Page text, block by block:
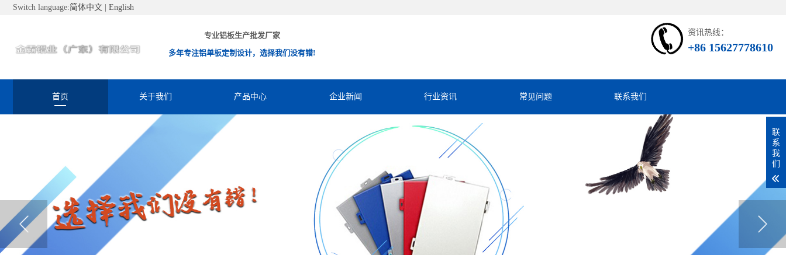
Switch language:简体中文 English
专业铝板生产批发厂家
多年专注铝单板定制设计，选择我们没有错!
资讯热线：
+86 15627778610
首页 关于我们 产品中心 企业新闻 行业资讯 常见问题 联系我们
联
系
我
们